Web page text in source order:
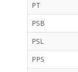
PT
PSB
PSL
PPS